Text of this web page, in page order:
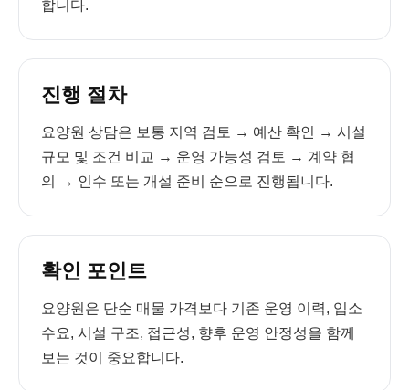
합니다.
진행 절차
요양원 상담은 보통 지역 검토 → 예산 확인 → 시설
규모 및 조건 비교 → 운영 가능성 검토 → 계약 협
의 → 인수 또는 개설 준비 순으로 진행됩니다.
확인 포인트
요양원은 단순 매물 가격보다 기존 운영 이력, 입소
수요, 시설 구조, 접근성, 향후 운영 안정성을 함께
보는 것이 중요합니다.